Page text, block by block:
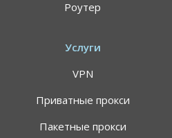
Роутер
Услуги
VPN
Приватные прокси
Пакетные прокси